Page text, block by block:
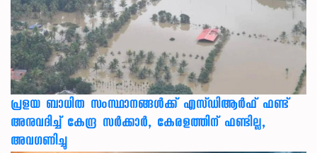
പ്രളയ ബാധിത സംസ്ഥാനങ്ങൾക്ക് എസ്ഡിആർഫ് ഫണ്ട്
അനുവദിച്ച് കേന്ദ്ര സര്‍ക്കാര്‍, കേരളത്തിന് ഫണ്ടില്ല,
അവഗണിച്ചു